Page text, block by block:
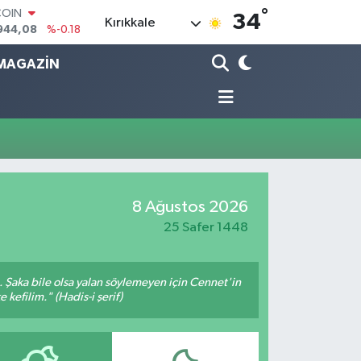
%-0.18
%0.18
%0.03
Kırıkkale 34°
8 Ağustos 2026
25 Safer 1448
Şaka bile olsa yalan söylemeyen için Cennet'in
kefilim." (Hadis-i şerif)